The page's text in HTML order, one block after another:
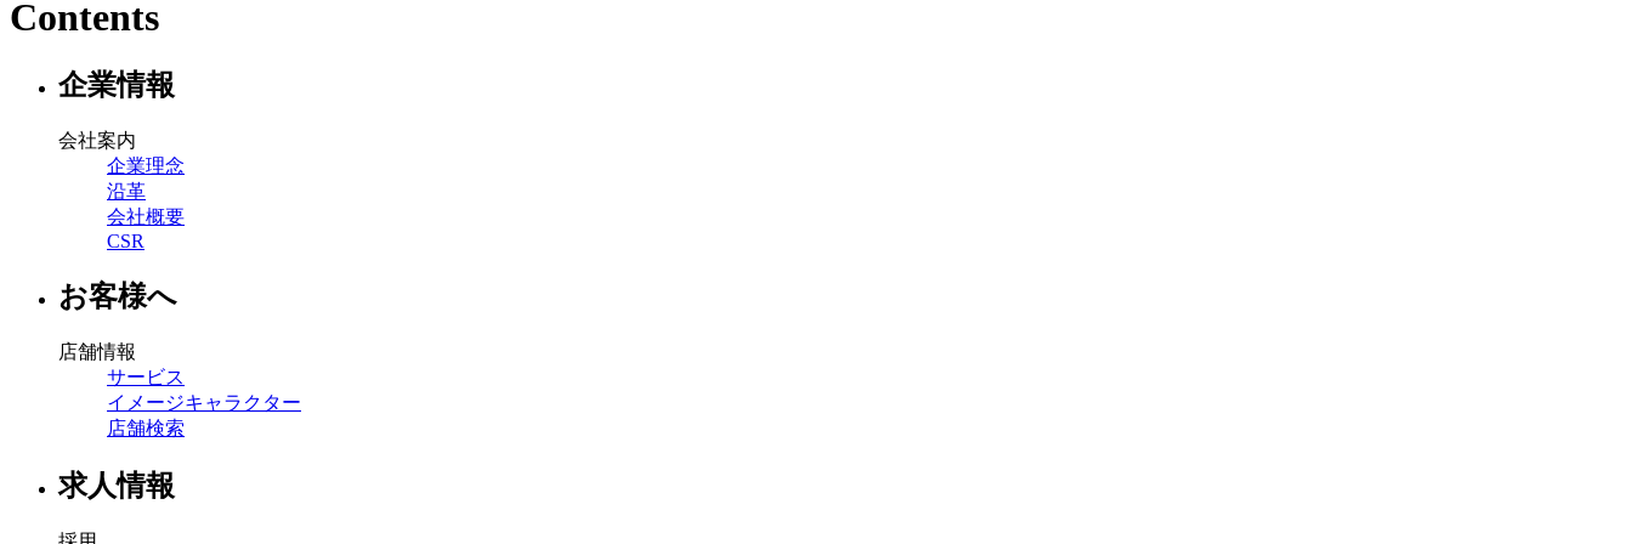
Contents
企業情報
会社案内
企業理念
沿革
会社概要
CSR
お客様へ
店舗情報
サービス
イメージキャラクター
店舗検索
求人情報